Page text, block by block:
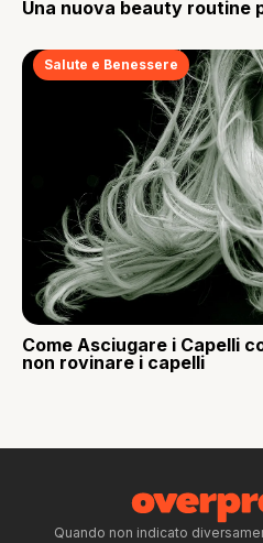
Una nuova beauty routine
Salute e Benessere
Come Asciugare i Capelli
non rovinare i capelli
Quando non indicato